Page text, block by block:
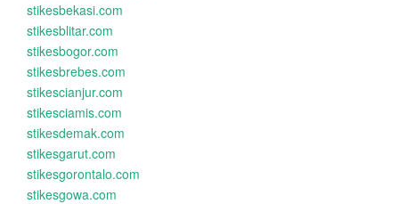
stikesbekasi.com
stikesblitar.com
stikesbogor.com
stikesbrebes.com
stikescianjur.com
stikesciamis.com
stikesdemak.com
stikesgarut.com
stikesgorontalo.com
stikesgowa.com